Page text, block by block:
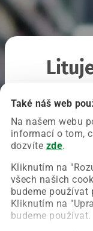
Také náš web
Na našem webu
informací o tom,
dozvíte zde.
Kliknutím na
všech našich
budeme používat
Kliknutím na
budeme používat.
Chyba
Zkuste prosím
Obnovit